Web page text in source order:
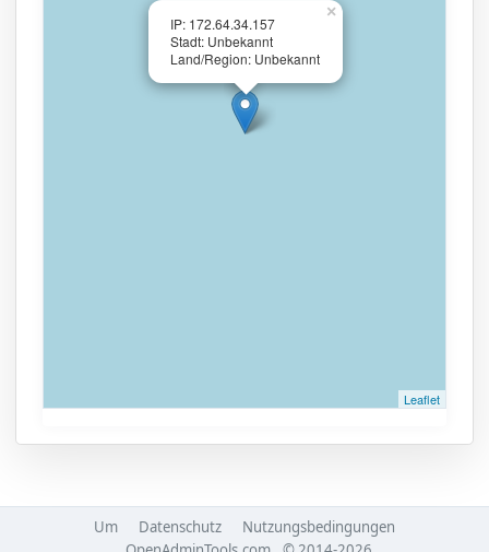
IP: 172.64.34.157
Stadt: Unbekannt
Land/Region: Unbekannt
×
Leaflet
Um Datenschutz
Nutzungsbedingungen